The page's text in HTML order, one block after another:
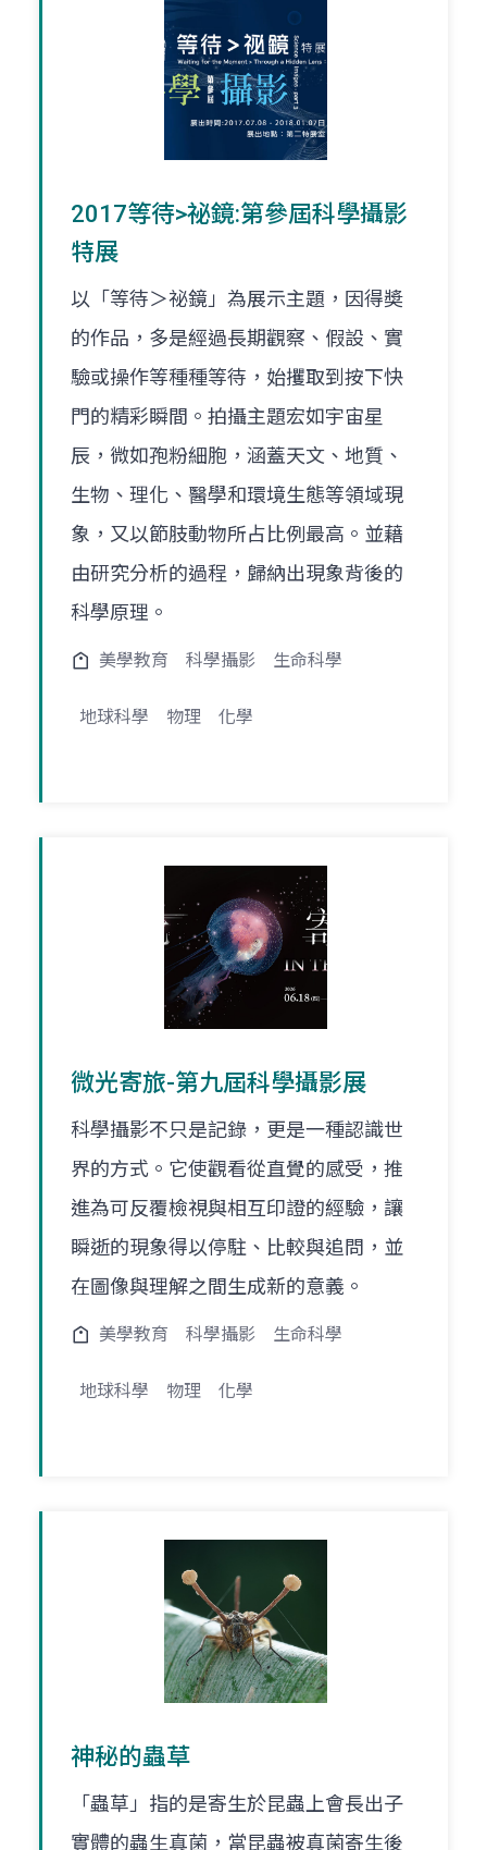
2017等待>祕鏡:第參屆科學攝影
特展
以「等待＞祕鏡」為展示主題，因得奬
的作品，多是經過長期觀察、假設、實
驗或操作等種種等待，始攫取到按下快
門的精彩瞬間。拍攝主題宏如宇宙星
辰，微如孢粉細胞，涵蓋天文、地質、
生物、理化、醫學和環境生態等領域現
象，又以節肢動物所占比例最高。並藉
由研究分析的過程，歸納出現象背後的
科學原理。
美學教育 科學攝影 生命科學
地球科學 物理 化學
微光寄旅-第九屆科學攝影展
科學攝影不只是記錄，更是一種認識世
界的方式。它使觀看從直覺的感受，推
進為可反覆檢視與相互印證的經驗，讓
瞬逝的現象得以停駐、比較與追問，並
在圖像與理解之間生成新的意義。
美學教育 科學攝影 生命科學
地球科學 物理 化學
神秘的蟲草
「蟲草」指的是寄生於昆蟲上會長出子
實體的蟲生真菌，當昆蟲被真菌寄生後